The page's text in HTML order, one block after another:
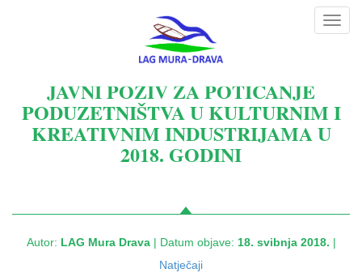
JAVNI POZIV ZA POTICANJE
PODUZETNIŠTVA U KULTURNIM I
KREATIVNIM INDUSTRIJAMA U
2018. GODINI
Autor: LAG Mura Drava| Datum objave: 18. svibnja 2018. |
Natječaji